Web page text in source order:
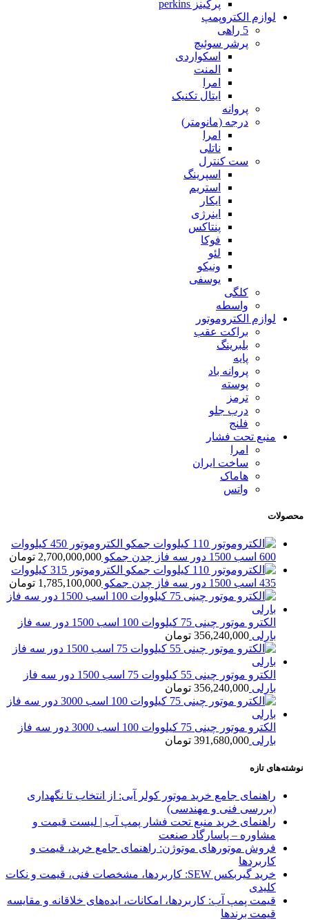
پرکینز perkins
لوازم الکتروپمپ
5 راهی
پرشر سوئیچ
اسکواردی
المنت
امرا
ایتال تکنیک
پروانه
درجه (مانومتر)
امرا
ناتلی
ست کنترل
اسپرینگ
استریم
ایکار
اینرژی
پنتاکس
فوکا
لئو
ونیکو
یوسفی
کلگی
واسطه
لوازم الکتروموتور
براکت عقب
بلبرینگ
پایه
پروانه باد
پوسته
ترمز
درب جلو
فلنج
منبع تحت فشار
امرا
ساخت ایران
هاماک
واتس
محصولات
الکتروموتور 450 کیلووات
600 اسب 1500 دور سه فاز چدن جمکو
2,700,000,000 تومان
الکتروموتور 315 کیلووات
435 اسب 1500 دور سه فاز چدن جمکو
1,785,100,000 تومان
الکترو موتور چینی 75 کیلووات 100 اسب 1500 دور سه فاز
بارلی 356,240,000 تومان
الکترو موتور چینی 55 کیلووات 75 اسب 1500 دور سه فاز
بارلی 356,240,000 تومان
الکترو موتور چینی 75 کیلووات 100 اسب 3000 دور سه فاز
بارلی 391,680,000 تومان
نوشته‌های تازه
راهنمای جامع خرید موتور کولر آبی: از انتخاب تا نگهداری
(بررسی فنی و مهندسی)
راهنمای خرید منبع تحت فشار پمپ آب | لیست قیمت و
مشاوره – پاسارگاد صنعت
فروش موتورهای موتوژن: راهنمای جامع خرید، قیمت و
کاربردها
خرید گیربکس SEW: کاربردها، مشخصات فنی، قیمت و نکات
کلیدی
قیمت پمپ آب: کاربردها، امکانات، ایده‌های خلاقانه و مقایسه
قیمت برندها